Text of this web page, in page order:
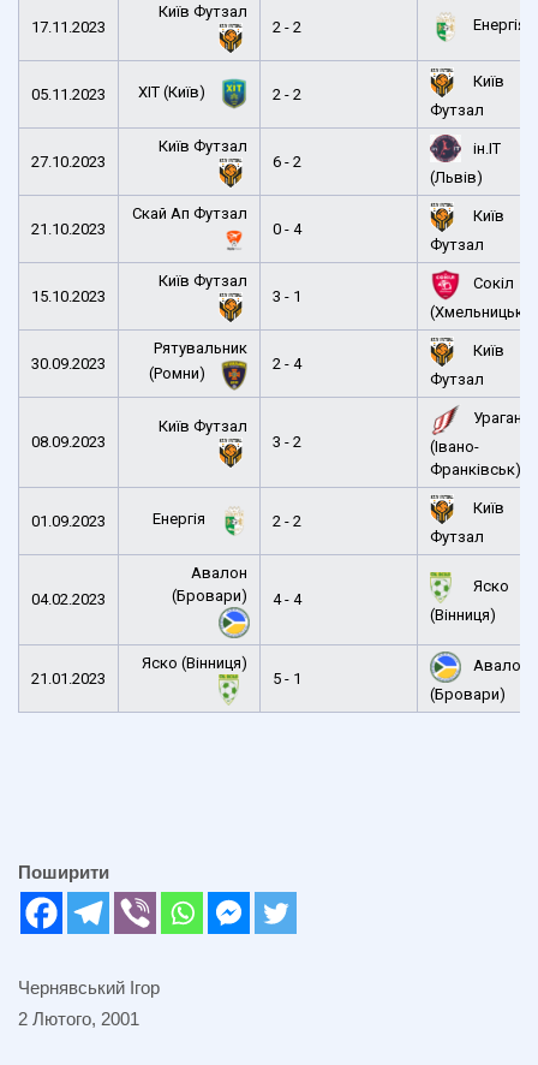
17.11.2023
Київ Футзал
2 - 2
Енергія
05.11.2023 ХІТ (Київ) 2 - 2
Київ
Футзал
27.10.2023
Київ Футзал
6 - 2
ін.ІТ
(Львів)
21.10.2023
Скай Ап Футзал
0 - 4
Київ
Футзал
15.10.2023
Київ Футзал
3 - 1
Сокіл
30.09.2023
Рятувальник
(Ромни)
2 - 4
Київ
Футзал
08.09.2023
Київ Футзал
3 - 2
Ураган
(Івано-
Франківськ)
01.09.2023 Енергія 2 - 2
Київ
Футзал
04.02.2023
Авалон
(Бровари)
4 - 4
Яско
(Вінниця)
21.01.2023
Яско (Вінниця)
5 - 1
Авалон
(Бровари)
Поширити
Чернявський Ігор
2 Лютого, 2001